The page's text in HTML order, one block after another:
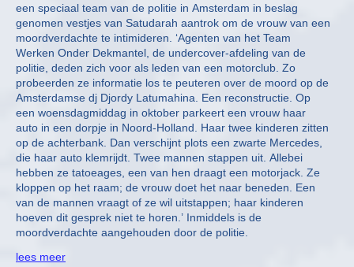
een speciaal team van de politie in Amsterdam in beslag
genomen vestjes van Satudarah aantrok om de vrouw van een
moordverdachte te intimideren. ‘Agenten van het Team
Werken Onder Dekmantel, de undercover-afdeling van de
politie, deden zich voor als leden van een motorclub. Zo
probeerden ze informatie los te peuteren over de moord op de
Amsterdamse dj Djordy Latumahina. Een reconstructie. Op
een woensdagmiddag in oktober parkeert een vrouw haar
auto in een dorpje in Noord-Holland. Haar twee kinderen zitten
op de achterbank. Dan verschijnt plots een zwarte Mercedes,
die haar auto klemrijdt. Twee mannen stappen uit. Allebei
hebben ze tatoeages, een van hen draagt een motorjack. Ze
kloppen op het raam; de vrouw doet het naar beneden. Een
van de mannen vraagt of ze wil uitstappen; haar kinderen
hoeven dit gesprek niet te horen.’ Inmiddels is de
moordverdachte aangehouden door de politie.
lees meer